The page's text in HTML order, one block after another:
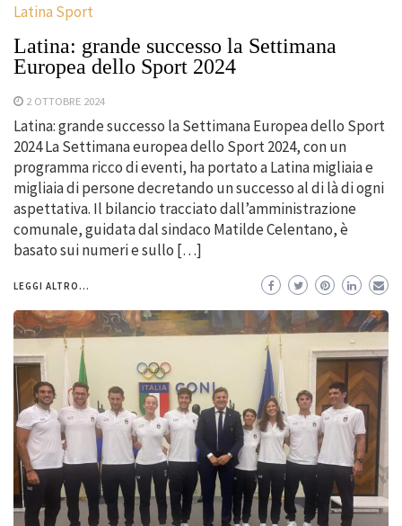
Latina Sport
Latina: grande successo la Settimana
Europea dello Sport 2024
2 OTTOBRE 2024
Latina: grande successo la Settimana Europea dello Sport
2024 La Settimana europea dello Sport 2024, con un
programma ricco di eventi, ha portato a Latina migliaia e
migliaia di persone decretando un successo al di là di ogni
aspettativa. Il bilancio tracciato dall’amministrazione
comunale, guidata dal sindaco Matilde Celentano, è
basato sui numeri e sullo […]
LEGGI ALTRO...